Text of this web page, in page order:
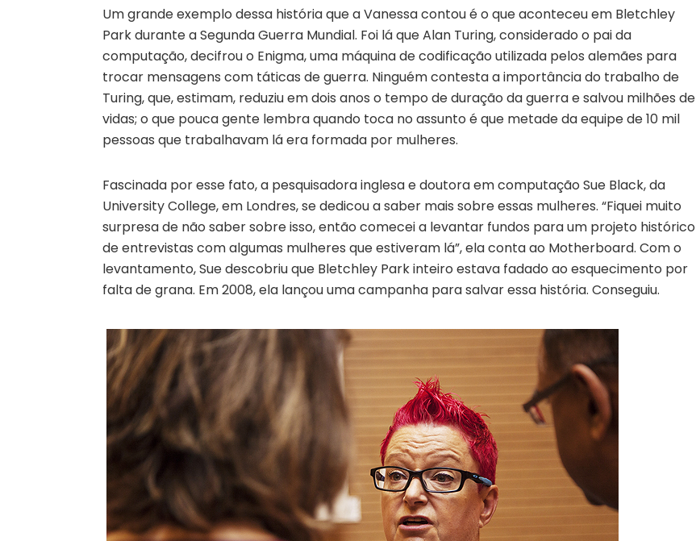
Um grande exemplo dessa história que a Vanessa contou é o que aconteceu em Bletchley
Park durante a Segunda Guerra Mundial. Foi lá que Alan Turing, considerado o pai da
computação, decifrou o Enigma, uma máquina de codificação utilizada pelos alemães para
trocar mensagens com táticas de guerra. Ninguém contesta a importância do trabalho de
Turing, que, estimam, reduziu em dois anos o tempo de duração da guerra e salvou milhões de
vidas; o que pouca gente lembra quando toca no assunto é que metade da equipe de 10 mil
pessoas que trabalhavam lá era formada por mulheres.
Fascinada por esse fato, a pesquisadora inglesa e doutora em computação Sue Black, da
University College, em Londres, se dedicou a saber mais sobre essas mulheres. “Fiquei muito
surpresa de não saber sobre isso, então comecei a levantar fundos para um projeto histórico
de entrevistas com algumas mulheres que estiveram lá”, ela conta ao Motherboard. Com o
levantamento, Sue descobriu que Bletchley Park inteiro estava fadado ao esquecimento por
falta de grana. Em 2008, ela lançou uma campanha para salvar essa história. Conseguiu.